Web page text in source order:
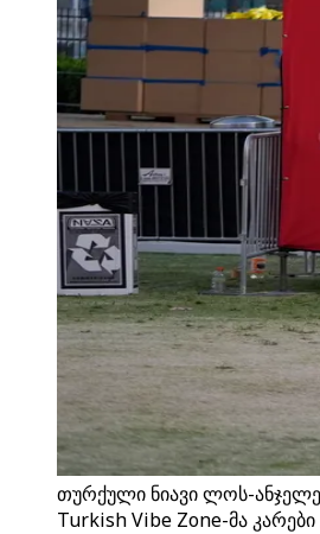
თურქული ნიავი ლოს-
Turkish Vibe Zone-მა